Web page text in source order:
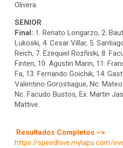
Olivera.
SENIOR
Final: 1. Renato Longarzo, 2.
Lukoski, 4. Cesar Villar, 5.
Reich, 7. Ezequiel Rozñiski, 8.
Finten, 10. Agustin Marin, 11.
Fa, 13. Fernando Goichik, 14.
Valentino Gorostiague, Nc.
Nc. Facudo Bustos, Ex. Martin
Mattive.
Resultados Completos –>
https://speedhive.mylaps.com/